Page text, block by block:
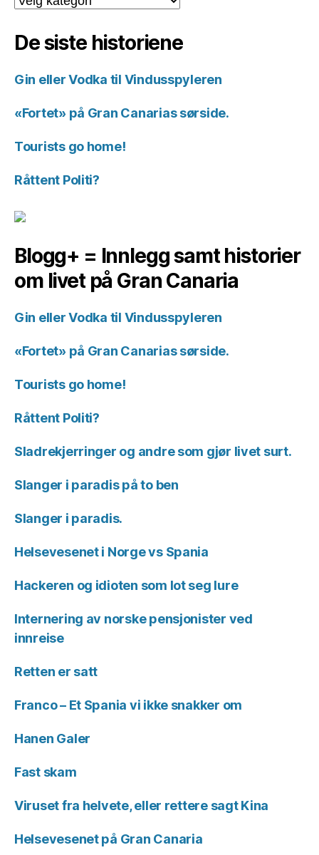
for
De siste historiene
Gin eller Vodka til Vindusspyleren
«Fortet» på Gran Canarias sørside.
Tourists go home!
Råttent Politi?
Blogg+ = Innlegg samt historier
om livet på Gran Canaria
Gin eller Vodka til Vindusspyleren
«Fortet» på Gran Canarias sørside.
Tourists go home!
Råttent Politi?
Sladrekjerringer og andre som gjør livet surt.
Slanger i paradis på to ben
Slanger i paradis.
Helsevesenet i Norge vs Spania
Hackeren og idioten som lot seg lure
Internering av norske pensjonister ved
innreise
Retten er satt
Franco – Et Spania vi ikke snakker om
Hanen Galer
Fast skam
Viruset fra helvete, eller rettere sagt Kina
Helsevesenet på Gran Canaria